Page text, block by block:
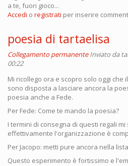
a te, fuori gioco...
Accedi o registrati per inserire
poesia di tartaelisa
Collegamento permanente Inviato da
00:22
Mi ricollego ora e scopro solo oggi che
sono disposta a lasciare ancora la
poesia anche a Fede.
Per Fede: Come te mando la poesia?
I termini di consegna di questi regali
effettivamente l'organizzazione è
Per Jacopo: metti pure ancora nella
Questo esperimento è fortissimo e